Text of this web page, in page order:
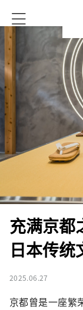
充满京都
日本传
2025.06.27
京都曾是一座繁